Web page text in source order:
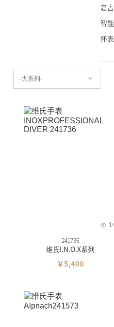
宝
波尔
豪
卡
复古
智能
怀表
241736
维氏I.N.O.X系列
￥5,400